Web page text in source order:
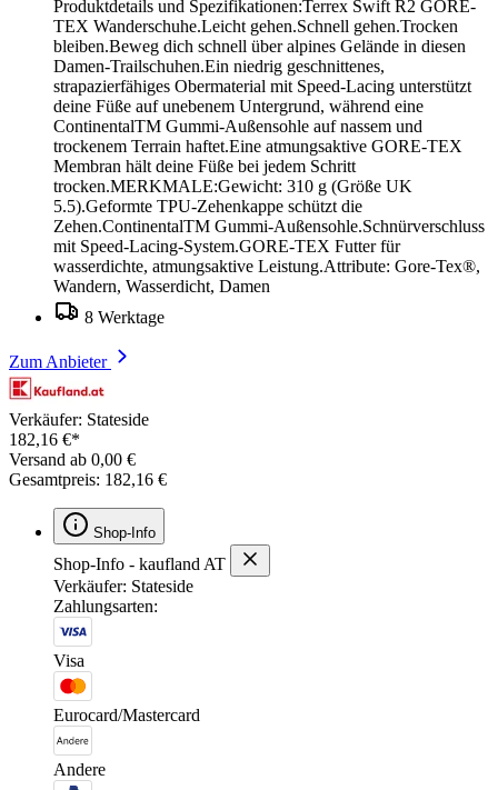
Produktdetails und Spezifikationen:Terrex Swift R2 GORE-
TEX Wanderschuhe.Leicht gehen.Schnell gehen.Trocken
bleiben.Beweg dich schnell über alpines Gelände in diesen
Damen-Trailschuhen.Ein niedrig geschnittenes,
strapazierfähiges Obermaterial mit Speed-Lacing unterstützt
deine Füße auf unebenem Untergrund, während eine
ContinentalTM Gummi-Außensohle auf nassem und
trockenem Terrain haftet.Eine atmungsaktive GORE-TEX
Membran hält deine Füße bei jedem Schritt
trocken.MERKMALE:Gewicht: 310 g (Größe UK
5.5).Geformte TPU-Zehenkappe schützt die
Zehen.ContinentalTM Gummi-Außensohle.Schnürverschluss
mit Speed-Lacing-System.GORE-TEX Futter für
wasserdichte, atmungsaktive Leistung.Attribute: Gore-Tex®,
Wandern, Wasserdicht, Damen
8 Werktage
Zum Anbieter
Verkäufer: Stateside
182,16 €*
Versand ab 0,00 €
Gesamtpreis: 182,16 €
Shop-Info
Shop-Info - kaufland AT
Verkäufer: Stateside
Zahlungsarten:
Visa
Eurocard/Mastercard
Andere